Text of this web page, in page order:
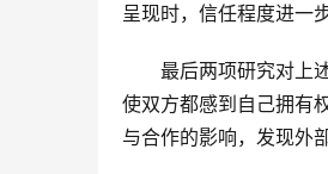
呈现时，信任程度进一
最后两项研究对上
使双方都感到自己拥有
与合作的影响，发现外